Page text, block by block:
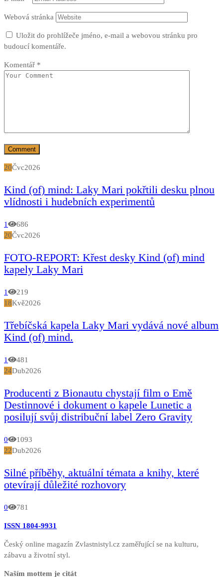
Webová stránka
Uložit do prohlížeče jméno, e-mail a webovou stránku pro
budoucí komentáře.
Komentář *
20Čvc2026
Kind (of) mind: Laky Mari pokřtili desku plnou
vlídnosti i hudebních experimentů
1
686
20Čvc2026
FOTO-REPORT: Křest desky Kind (of) mind
kapely Laky Mari
1
219
18Kvě2026
Třebíčská kapela Laky Mari vydává nové album
Kind (of) mind.
1
481
24Dub2026
Producenti z Bionautu chystají film o Emě
Destinnové i dokument o kapele Lunetic a
posilují svůj distribuční label Zero Gravity
0
1093
22Dub2026
Silné příběhy, aktuální témata a knihy, které
otevírají důležité rozhovory
0 781
ISSN 1804-9931
Český online magazín Zvlastnistyl.cz zaměřující se na kulturu,
zábavu a životní styl.
Naším mottem je citát